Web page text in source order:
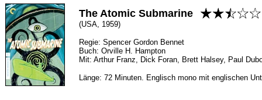
The Atomic Submarine
(USA, 1959)
Regie: Spencer Gordon Bennet
Buch: Orville H. Hampton
Mit: Arthur Franz, Dick Foran, Brett Halsey, Paul
Länge: 72 Minuten. Englisch mono mit englischen